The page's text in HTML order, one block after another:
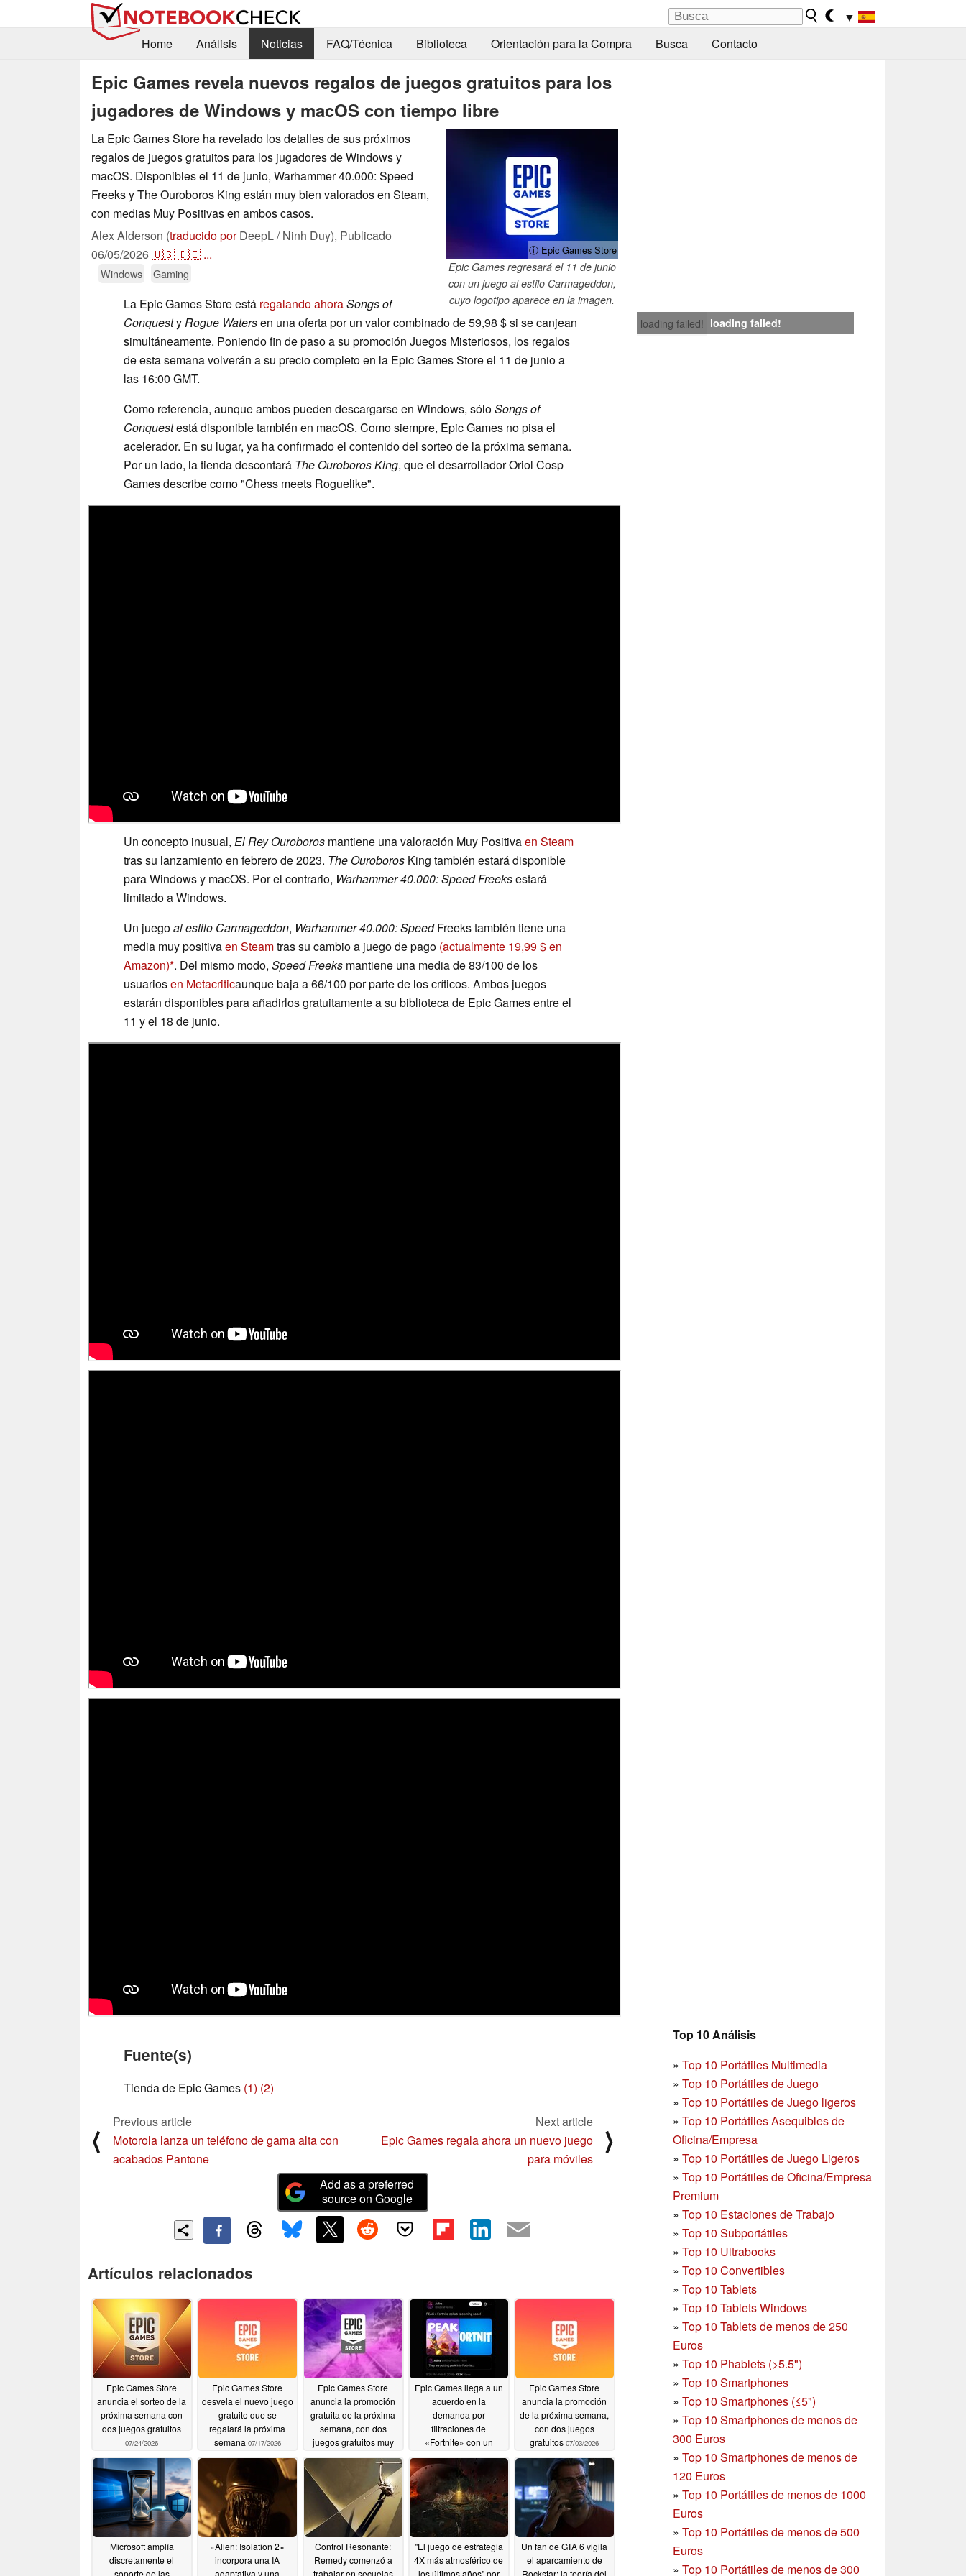
▼
Home
Análisis Noticias FAQ/Técnica Biblioteca Orientación para la Compra Busca Contacto
Epic Games revela nuevos regalos de juegos gratuitos para los
jugadores de Windows y macOS con tiempo libre
ⓘ Epic Games Store
Epic Games regresará el 11 de junio
con un juego al estilo Carmageddon,
cuyo logotipo aparece en la imagen.
La Epic Games Store ha revelado los detalles de sus próximos
regalos de juegos gratuitos para los jugadores de Windows y
macOS. Disponibles el 11 de junio, Warhammer 40.000: Speed
Freeks y The Ouroboros King están muy bien valorados en Steam,
con medias Muy Positivas en ambos casos.
Alex Alderson (traducido porDeepL / Ninh Duy), Publicado
06/05/2026🇺🇸🇩🇪 ...
Windows Gaming
loading failed! loading failed!
La Epic Games Store está regalando ahoraSongs of
ConquestyRogue Watersen una oferta por un valor combinado de 59,98 $ si se canjean
simultáneamente. Poniendo fin de paso a su promoción Juegos Misteriosos, los regalos
de esta semana volverán a su precio completo en la Epic Games Store el 11 de junio a
las 16:00 GMT.
Como referencia, aunque ambos pueden descargarse en Windows, sóloSongs of
Conquestestá disponible también en macOS. Como siempre, Epic Games no pisa el
acelerador. En su lugar, ya ha confirmado el contenido del sorteo de la próxima semana.
Por un lado, la tienda descontará The Ouroboros King, que el desarrollador Oriol Cosp
Games describe como "Chess meets Roguelike".
Un concepto inusual, El Rey Ouroboros mantiene una valoración Muy Positivaen Steam
tras su lanzamiento en febrero de 2023. The Ouroboros King también estará disponible
para Windows y macOS. Por el contrario, Warhammer 40.000: Speed Freeksestará
limitado a Windows.
Un juegoal estilo Carmageddon, Warhammer 40.000: SpeedFreeks también tiene una
media muy positivaen Steamtras su cambio a juego de pago (actualmente 19,99 $ en
Amazon) . Del mismo modo, Speed Freeks mantiene una media de 83/100 de los
usuariosen Metacriticaunque baja a 66/100 por parte de los críticos. Ambos juegos
estarán disponibles para añadirlos gratuitamente a su biblioteca de Epic Games entre el
11 y el 18 de junio.
Top 10 Análisis
» Top 10 Portátiles Multimedia
» Top 10 Portátiles de Juego
» Top 10 Portátiles de Juego ligeros
» Top 10 Portátiles Asequibles de
Oficina/Empresa
» Top 10 Portátiles de Juego Ligeros
» Top 10 Portátiles de Oficina/Empresa
Premium
» Top 10 Estaciones de Trabajo
» Top 10 Subportátiles
» Top 10 Ultrabooks
» Top 10 Convertibles
» Top 10 Tablets
» Top 10 Tablets Windows
» Top 10 Tablets de menos de 250
Euros
» Top 10 Phablets (>5.5")
» Top 10 Smartphones
» Top 10 Smartphones (≤5")
» Top 10 Smartphones de menos de
300 Euros
» Top 10 Smartphonesde menos de
120 Euros
» Top 10 Portátiles de menos de 1000
Euros
» Top 10 Portátiles de menos de 500
Euros
» Top 10 Portátiles de menos de 300
Fuente(s)
Tienda de Epic Games (1) (2)
⟨
Previous article
Motorola lanza un teléfono de gama alta con
acabados Pantone
Next article
Epic Games regala ahora un nuevo juego
para móviles
⟩
Add as a preferred
source on Google
Artículos relacionados
Epic Games Store
anuncia el sorteo de la
próxima semana con
dos juegos gratuitos
07/24/2026
Epic Games Store
desvela el nuevo juego
gratuito que se
regalará la próxima
semana 07/17/2026
Epic Games Store
anuncia la promoción
gratuita de la próxima
semana, con dos
juegos gratuitos muy
bien valorados
Epic Games llega a un
acuerdo en la
demanda por
filtraciones de
«Fortnite» con un
antiguo empleado de
la empresa
Epic Games Store
anuncia la promoción
de la próxima semana,
con dos juegos
gratuitos 07/03/2026
Microsoft amplía
discretamente el
soporte de las
«Alien: Isolation 2»
incorpora una IA
adaptativa y una
Control Resonante:
Remedy comenzó a
trabajar en secuelas
"El juego de estrategia
4X más atmosférico de
los últimos años" por
Un fan de GTA 6 vigila
el aparcamiento de
Rockstar: la teoría del